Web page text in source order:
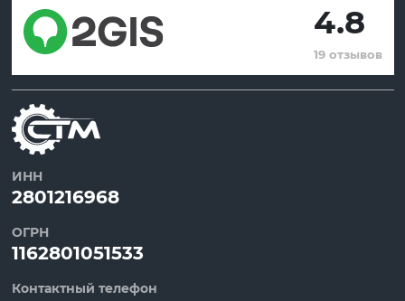
4.8
19 отзывов
ИНН
2801216968
ОГРН
1162801051533
Контактный телефон